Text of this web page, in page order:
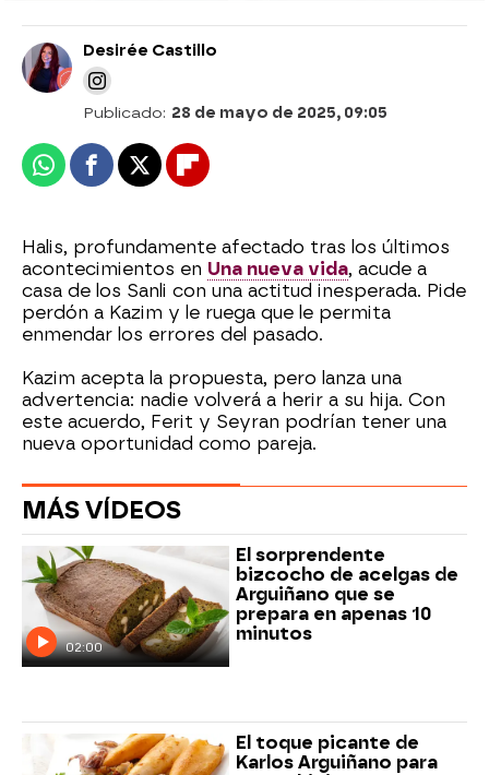
Desirée Castillo
Publicado: 28 de mayo de 2025, 09:05
WhatsappFacebook
X Flipboard
Halis, profundamente afectado tras los últimos
acontecimientos en Una nueva vida, acude a
casa de los Sanli con una actitud inesperada. Pide
perdón a Kazim y le ruega que le permita
enmendar los errores del pasado.
Kazim acepta la propuesta, pero lanza una
advertencia: nadie volverá a herir a su hija. Con
este acuerdo, Ferit y Seyran podrían tener una
nueva oportunidad como pareja.
MÁS VÍDEOS
02:00
El sorprendente
bizcocho de acelgas de
Arguiñano que se
prepara en apenas 10
minutos
El toque picante de
Karlos Arguiñano para